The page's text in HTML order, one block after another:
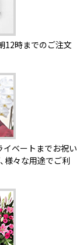
12時までのご注文
イベートまでお祝い
様々な用途でご利